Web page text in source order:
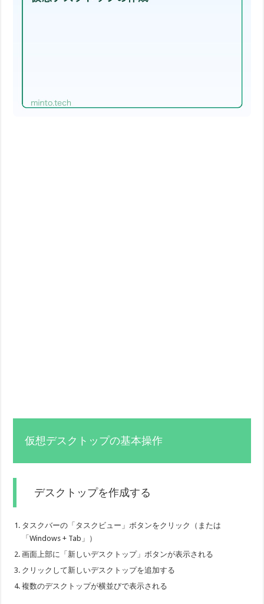
仮想デスクトップの基本操作
デスクトップを作成する
タスクバーの「タスクビュー」ボタンをクリック（または
「Windows + Tab」）
画面上部に「新しいデスクトップ」ボタンが表示される
クリックして新しいデスクトップを追加する
複数のデスクトップが横並びで表示される